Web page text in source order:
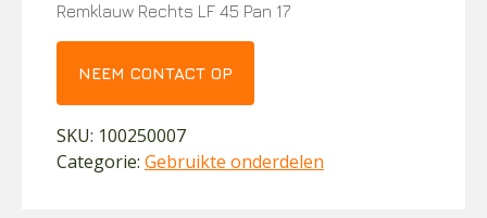
Remklauw Rechts LF 45 Pan 17
NEEM CONTACT OP
SKU: 100250007
Categorie: Gebruikte onderdelen